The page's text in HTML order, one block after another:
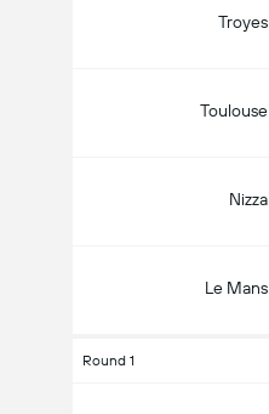
Troyes
Toulouse
Nizza
Le Mans
Round 1